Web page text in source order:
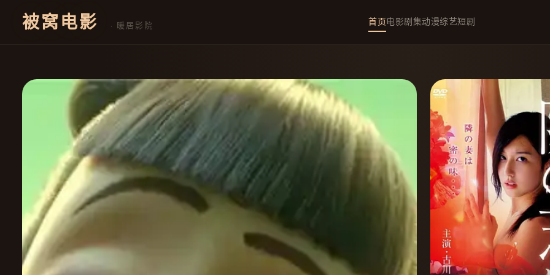
被窝电影 · 暖居影院 首页电影剧集动漫综艺短剧